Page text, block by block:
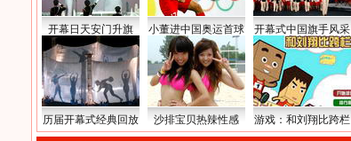
开幕日天安门升旗 小董进中国奥运首球 开幕式中国旗手风采
历届开幕式经典回放 沙排宝贝热辣性感 游戏：和刘翔比跨栏